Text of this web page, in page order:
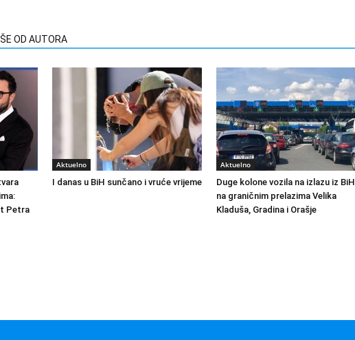
OD AUTORA
Petra
Aktuelno
I danas u BiH sunčano i vruće vrijeme
Aktuelno
Duge kolone vozila na izlazu iz BiH
na graničnim prelazima Velika
Kladuša, Gradina i Orašje